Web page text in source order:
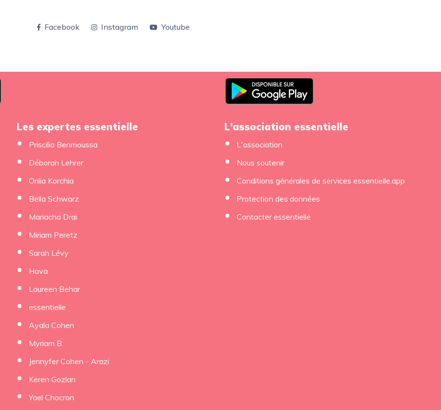
Facebook Instagram Youtube
Les expertes essentielle
Priscilia Benmoussa
Déborah Lehrer
Orilia Korchia
Bella Schwarz
Mariacha Drai
Miriam Peretz
Sarah Lévy
Hava
Laureen Behar
essentielle
Ayala Cohen
Myriam B.
Jennyfer Cohen - Arazi
Keren Gozlan
Yael Chocron
L'association essentielle
L'association
Nous soutenir
Conditions générales de services essentielle.app
Protection des données
Contacter essentielle